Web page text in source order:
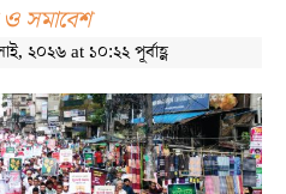
সমাবেশ
২০২৬ at ১০:২২ পূর্বাহ্ণ